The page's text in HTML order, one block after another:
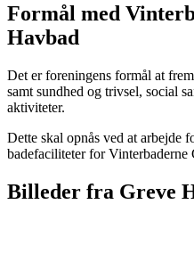
Formål med
Havbad
Det er foreningens formål at
samt sundhed og trivsel, social
aktiviteter.
Dette skal opnås ved at arbejde
badefaciliteter for Vinterbaderne
Billeder fra Greve